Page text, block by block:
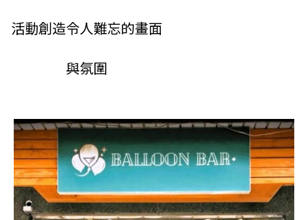
活動創造令人難忘的畫面
與氛圍